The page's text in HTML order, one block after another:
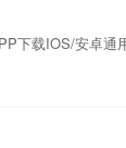
下载IOS/安卓通